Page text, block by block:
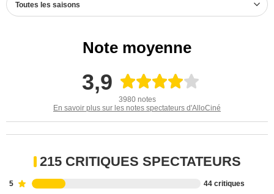
Toutes les saisons
Note moyenne
3,9
3980 notes
En savoir plus sur les notes spectateurs d'AlloCiné
215 CRITIQUES SPECTATEURS
5 44 critiques